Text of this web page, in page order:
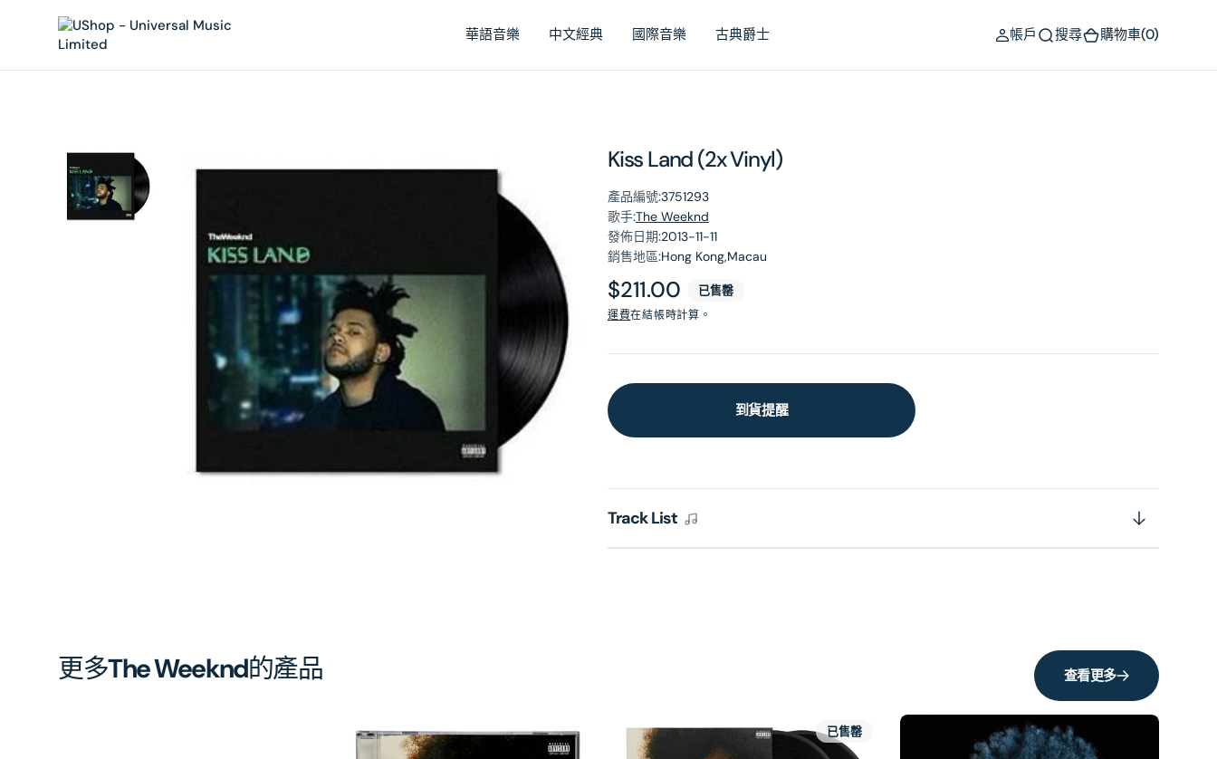
華語音樂 中文經典 國際音樂 古典爵士 帳戶 搜尋 購物車(0)
Kiss Land (2x Vinyl)
產品編號:3751293
歌手:The Weeknd
發佈日期:2013-11-11
銷售地區:Hong Kong,Macau
原
價
$211.00 已售罄
運費在結帳時計算。
到貨提醒
Track List
在
相
簿
第
更多The Weeknd的產品 查看更多
已售罄